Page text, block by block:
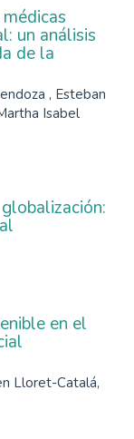
un análisis
de la
, Esteban
Isabel
en el
Lloret-Catalá,